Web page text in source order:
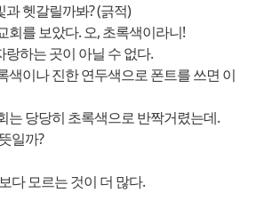
헷갈릴까봐? (긁적)
회를 보았다. 오, 초록색이라니!
하는 곳이 아닐 수 없다.
색이나 진한 연두색으로 폰트를 쓰면 이
는 당당히 초록색으로 반짝거렸는데.
일까?
다 모르는 것이 더 많다.